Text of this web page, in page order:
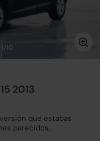
1/10
2013
que estabas
parecidos.